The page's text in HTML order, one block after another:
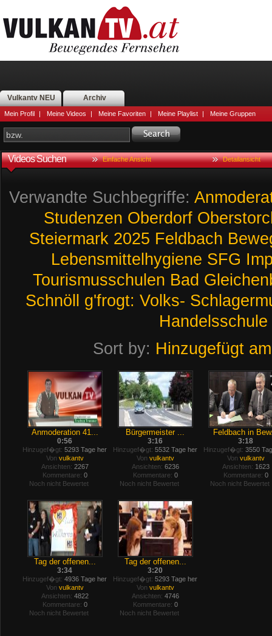
Vulkantv NEU Archiv
Mein Profil | Meine Videos | Meine Favoriten | Meine Playlist | Meine Gruppen
Videos Suchen Einfache Ansicht Detailansicht
Verwandte Suchbegriffe:
Studenzen Oberdorf
Steiermark 2025 Feldbach
Lebensmittelhygiene SFG
Tourismusschulen Bad
Schnöll
g'frogt: Volks-
Handelsschule
Sort by: Hinzugefügt am
Anmoderation 41...
0:56
Hinzugef�gt: 5293 Tage her
Von vulkantv
Ansichten: 2267
Kommentare: 0
Noch nicht Bewertet
Bürgermeister ...
3:16
Hinzugef�gt: 5532 Tage her
Von vulkantv
Ansichten: 6236
Kommentare: 0
Noch nicht Bewertet
Feldbach in
3:18
Hinzugef�gt: 3550
Von vulkantv
Ansichten: 1623
Kommentare: 0
Noch nicht Bewertet
Tag der offenen...
3:34
Hinzugef�gt: 4936 Tage her
Von vulkantv
Ansichten: 4822
Kommentare: 0
Noch nicht Bewertet
Tag der offenen...
3:20
Hinzugef�gt: 5293 Tage her
Von vulkantv
Ansichten: 4746
Kommentare: 0
Noch nicht Bewertet